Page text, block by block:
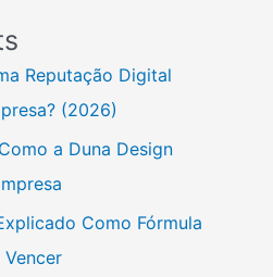
Reputação Digital
(2026)
a Duna Design
Como Fórmula
Vencer